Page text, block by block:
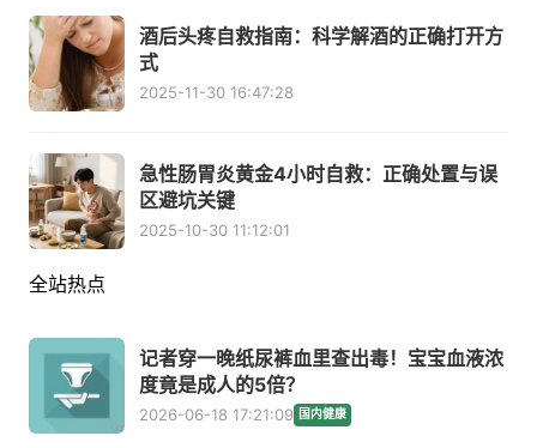
酒后头疼自救指南：科学解酒的正确打开方
式
2025-11-30 16:47:28
急性肠胃炎黄金4小时自救：正确处置与误
区避坑关键
2025-10-30 11:12:01
全站热点
记者穿一晚纸尿裤血里查出毒！宝宝血液浓
度竟是成人的5倍？
2026-06-18 17:21:09 国内健康